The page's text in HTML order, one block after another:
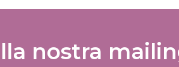
nostra